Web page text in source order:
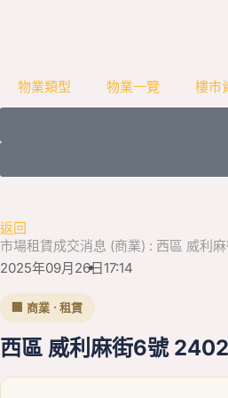
物業類型 物業一覽 樓市
返回
市場租賃成交消息 (商業) : 西區 威利
2025年09月26日17:14
🏢 商業 · 租賃
西區 威利麻街6號